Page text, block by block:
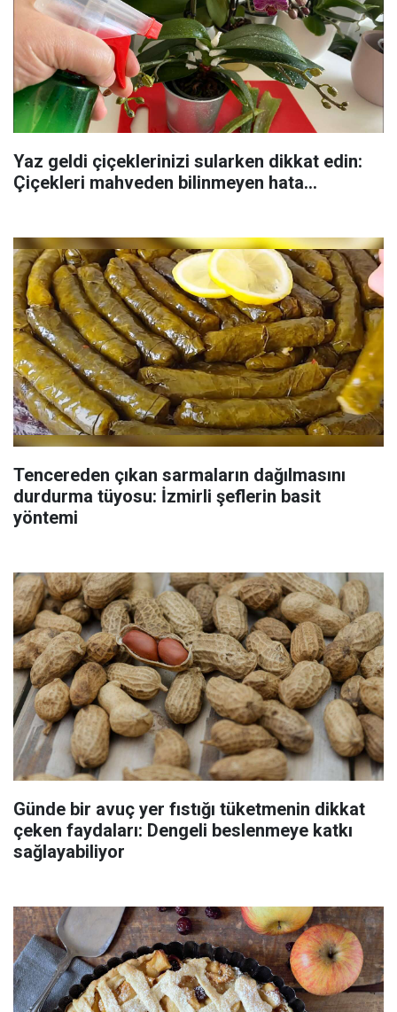
Yaz geldi çiçeklerinizi sularken dikkat edin:
Çiçekleri mahveden bilinmeyen hata...
Tencereden çıkan sarmaların dağılmasını
durdurma tüyosu: İzmirli şeflerin basit
yöntemi
Günde bir avuç yer fıstığı tüketmenin dikkat
çeken faydaları: Dengeli beslenmeye katkı
sağlayabiliyor